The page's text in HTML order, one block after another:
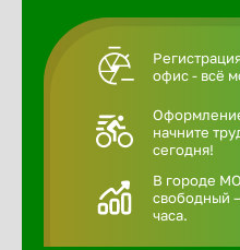
офис - всё
начните
сегодня!
В городе
свободный
часа.